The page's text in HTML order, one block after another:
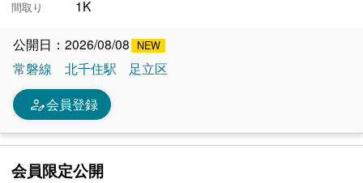
間取り 1K
公開日：2026/08/08
常磐線
北千住駅 足立区
person_edit会員登録
会員限定公開